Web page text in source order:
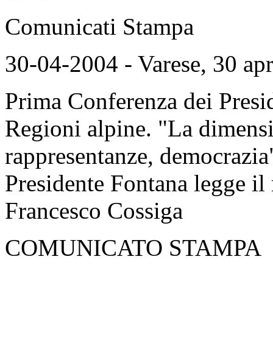
Comunicati Stampa
30-04-2004 - Varese, 30
Prima Conferenza dei
Regioni alpine. "La
rappresentanze,
Presidente Fontana legge
Francesco Cossiga
COMUNICATO STAMPA